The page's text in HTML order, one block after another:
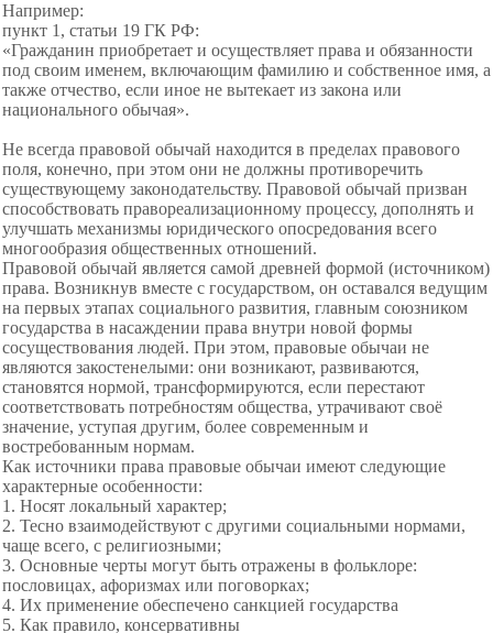
Например:
пункт 1, статьи 19 ГК РФ:
«Гражданин приобретает и осуществляет права и обязанности
под своим именем, включающим фамилию и собственное имя, а
также отчество, если иное не вытекает из закона или
национального обычая».
Не всегда правовой обычай находится в пределах правового
поля, конечно, при этом они не должны противоречить
существующему законодательству. Правовой обычай призван
способствовать правореализационному процессу, дополнять и
улучшать механизмы юридического опосредования всего
многообразия общественных отношений.
Правовой обычай является самой древней формой (источником)
права. Возникнув вместе с государством, он оставался ведущим
на первых этапах социального развития, главным союзником
государства в насаждении права внутри новой формы
сосуществования людей. При этом, правовые обычаи не
являются закостенелыми: они возникают, развиваются,
становятся нормой, трансформируются, если перестают
соответствовать потребностям общества, утрачивают своё
значение, уступая другим, более современным и
востребованным нормам.
Как источники права правовые обычаи имеют следующие
характерные особенности:
1. Носят локальный характер;
2. Тесно взаимодействуют с другими социальными нормами,
чаще всего, с религиозными;
3. Основные черты могут быть отражены в фольклоре:
пословицах, афоризмах или поговорках;
4. Их применение обеспечено санкцией государства
5. Как правило, консервативны